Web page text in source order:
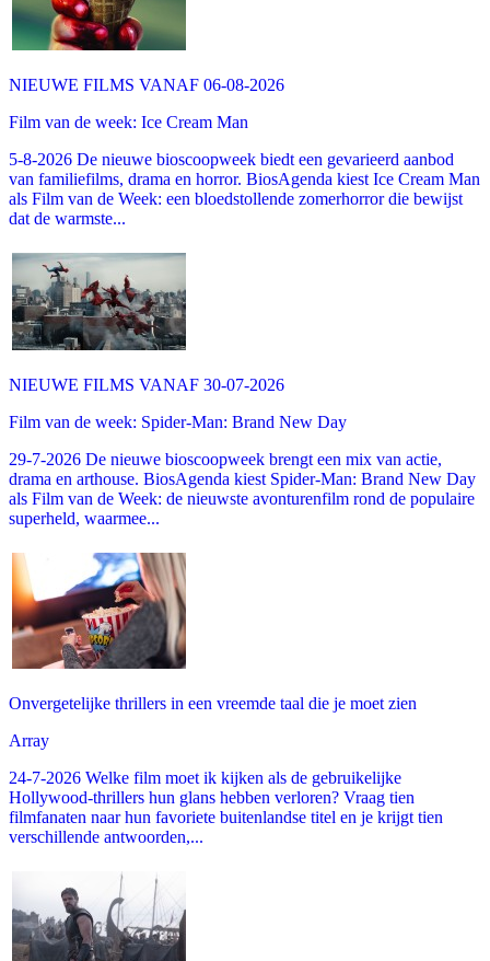
NIEUWE FILMS VANAF 06-08-2026
Film van de week: Ice Cream Man
5-8-2026 De nieuwe bioscoopweek biedt een gevarieerd aanbod
van familiefilms, drama en horror. BiosAgenda kiest Ice Cream Man
als Film van de Week: een bloedstollende zomerhorror die bewijst
dat de warmste...
NIEUWE FILMS VANAF 30-07-2026
Film van de week: Spider-Man: Brand New Day
29-7-2026 De nieuwe bioscoopweek brengt een mix van actie,
drama en arthouse. BiosAgenda kiest Spider-Man: Brand New Day
als Film van de Week: de nieuwste avonturenfilm rond de populaire
superheld, waarmee...
Onvergetelijke thrillers in een vreemde taal die je moet zien
Array
24-7-2026 Welke film moet ik kijken als de gebruikelijke
Hollywood-thrillers hun glans hebben verloren? Vraag tien
filmfanaten naar hun favoriete buitenlandse titel en je krijgt tien
verschillende antwoorden,...